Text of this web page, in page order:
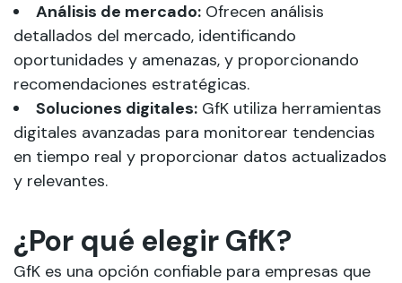
Análisis de mercado: Ofrecen análisis
detallados del mercado, identificando
oportunidades y amenazas, y proporcionando
recomendaciones estratégicas.
Soluciones digitales: GfK utiliza herramientas
digitales avanzadas para monitorear tendencias
en tiempo real y proporcionar datos actualizados
y relevantes.
¿Por qué elegir GfK?
GfK es una opción confiable para empresas que